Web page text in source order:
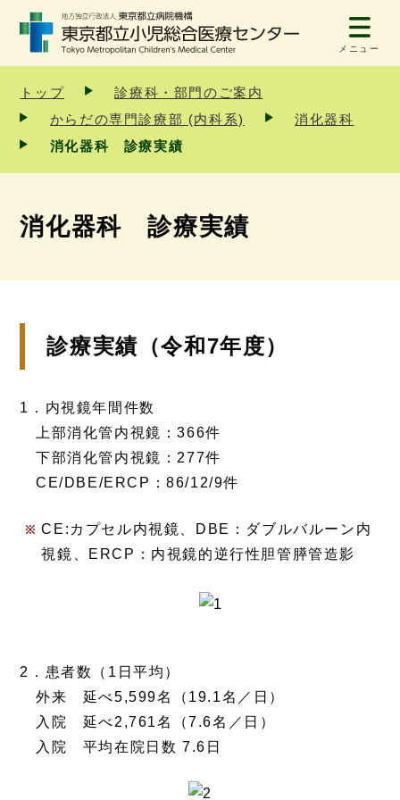
メニュー
トップ
診療科・部門のご案内
からだの専門診療部 (内科系)
消化器科
消化器科 診療実績
消化器科 診療実績
診療実績（令和7年度）
1．内視鏡年間件数
上部消化管内視鏡：366件
下部消化管内視鏡：277件
CE/DBE/ERCP：86/12/9件
CE:カプセル内視鏡、DBE：ダブルバルーン内
視鏡、ERCP：内視鏡的逆行性胆管膵管造影
2．患者数（1日平均）
外来 延べ5,599名（19.1名／日）
入院 延べ2,761名（7.6名／日）
入院 平均在院日数 7.6日